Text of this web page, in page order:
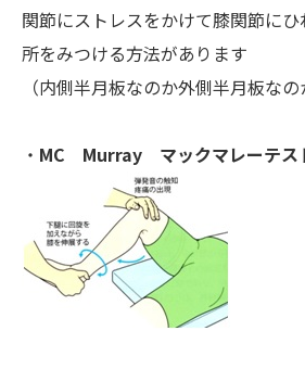
関節にストレスをかけて膝関節に
所をみつける方法があります
（内側半月板なのか外側半月板なの
・ MC Murray マックマレーテス